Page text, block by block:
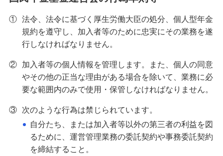
① 法令、法令に基づく厚生労働大臣の処分、個人型年金
規約を遵守し、加入者等のために忠実にその業務を遂
行しなければなりません。
②
加入者等の個人情報を管理します。また、個人の同意
やその他の正当な理由がある場合を除いて、業務に必
要な範囲内のみで使用・保管しなければなりません。
③
次のような行為は禁じられています。
自分たち、または加入者等以外の第三者の利益を図
るために、運営管理業務の委託契約や事務委託契約
を締結すること。